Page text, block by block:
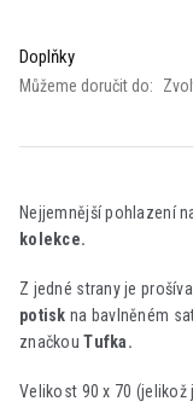
Doplňky
Můžeme doručit do:
Nejjemnější pohlazení
kolekce.
Z jedné strany je
potisk na bavlněném
značkouTufka.
Velikost 90 x 70